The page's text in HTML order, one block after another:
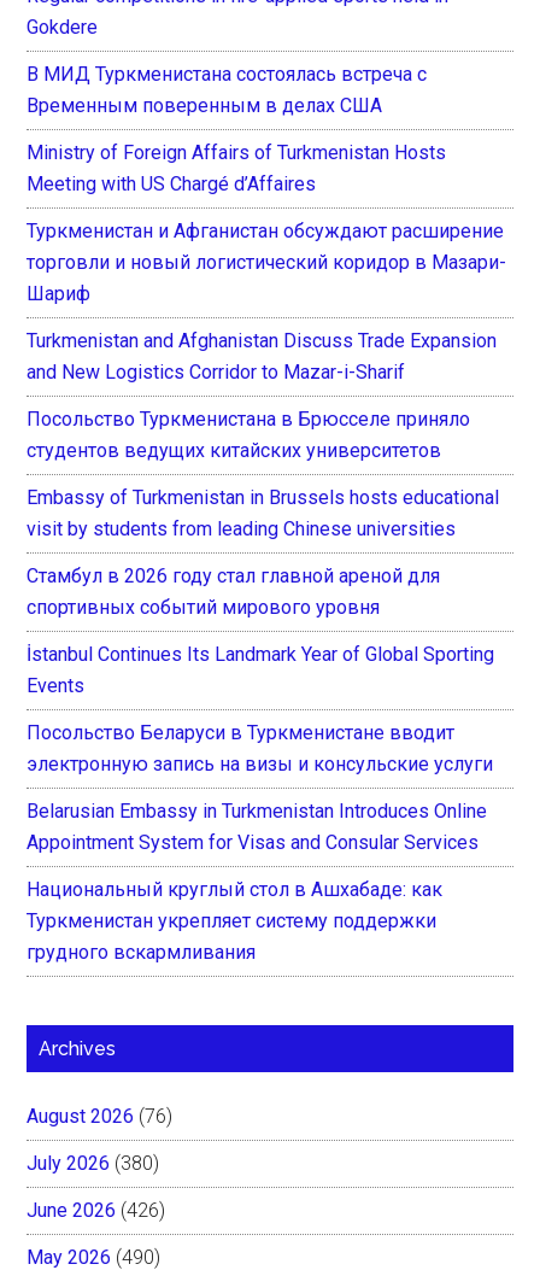
Gokdere
В МИД Туркменистана состоялась встреча с
Временным поверенным в делах США
Ministry of Foreign Affairs of Turkmenistan Hosts
Meeting with US Chargé d’Affaires
Туркменистан и Афганистан обсуждают расширение
торговли и новый логистический коридор в Мазари-
Шариф
Turkmenistan and Afghanistan Discuss Trade Expansion
and New Logistics Corridor to Mazar-i-Sharif
Посольство Туркменистана в Брюсселе приняло
студентов ведущих китайских университетов
Embassy of Turkmenistan in Brussels hosts educational
visit by students from leading Chinese universities
Стамбул в 2026 году стал главной ареной для
спортивных событий мирового уровня
İstanbul Continues Its Landmark Year of Global Sporting
Events
Посольство Беларуси в Туркменистане вводит
электронную запись на визы и консульские услуги
Belarusian Embassy in Turkmenistan Introduces Online
Appointment System for Visas and Consular Services
Национальный круглый стол в Ашхабаде: как
Туркменистан укрепляет систему поддержки
грудного вскармливания
Archives
August 2026 (76)
July 2026 (380)
June 2026 (426)
May 2026 (490)